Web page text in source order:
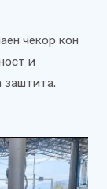
чекор кон
и
заштита.